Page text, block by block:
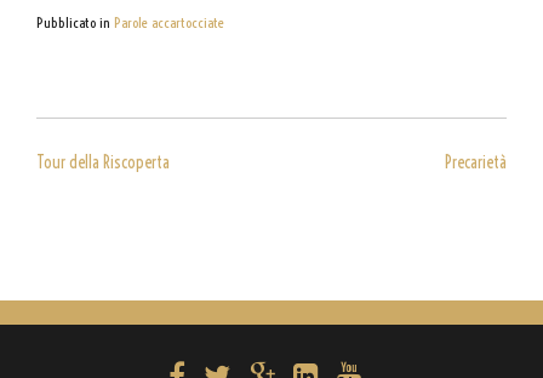
Pubblicato in Parole accartocciate
NAVIGAZIONE
Tour della Riscoperta Precarietà